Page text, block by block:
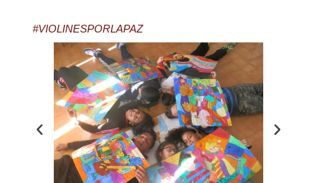
#VIOLINESPORLAPAZ